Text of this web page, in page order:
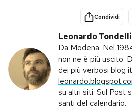
Scienza
Cultura
Economia
Condividi
Leonardo Tondelli
Da Modena. Nel
non ne è più uscito.
dei più verbosi blog
su altri siti. Sul Post
santi del calendario.